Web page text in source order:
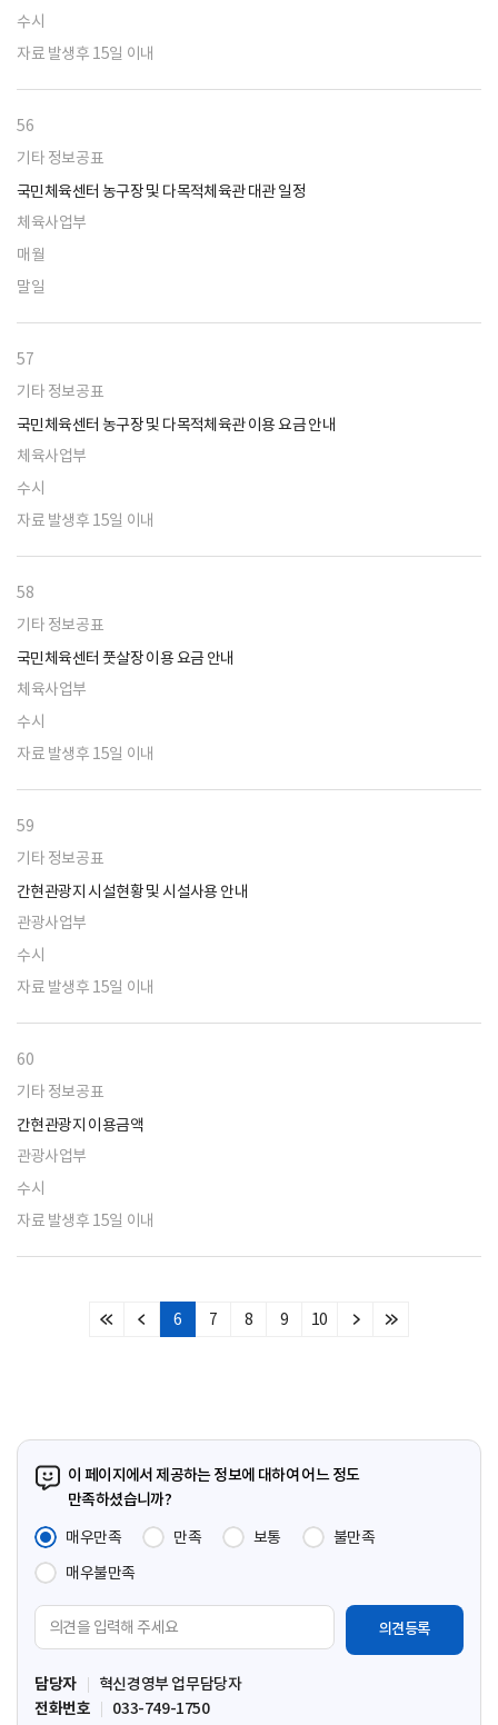
수시
자료 발생후 15일 이내
56
기타 정보공표
국민체육센터 농구장 및 다목적체육관 대관 일정
체육사업부
매월
말일
57
기타 정보공표
국민체육센터 농구장 및 다목적체육관 이용 요금 안내
체육사업부
수시
자료 발생후 15일 이내
58
기타 정보공표
국민체육센터 풋살장 이용 요금 안내
체육사업부
수시
자료 발생후 15일 이내
59
기타 정보공표
간현관광지 시설현황 및 시설사용 안내
관광사업부
수시
자료 발생후 15일 이내
60
기타 정보공표
간현관광지 이용금액
관광사업부
수시
자료 발생후 15일 이내
처
이
6 7 8 9 10
다
마
이 페이지에서 제공하는 정보에 대하여 어느 정도
만족하셨습니까?
매우만족
만족 보통
불만족
매우불만족
견
입
력
담당자
혁신경영부 업무담당자
전화번호
033-749-1750